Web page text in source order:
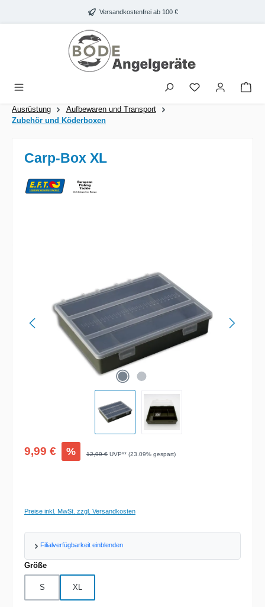
Zum Hauptinhalt springen Versandkostenfrei ab 100 €
Ausrüstung
Aufbewaren und Transport
Zubehör und Köderboxen
Carp-Box XL
Verkaufspreis:
9,99 € % Regulärer Preis:
12,99 € UVP** (23.09% gespart)
Preise inkl. MwSt. zzgl. Versandkosten
Filialverfügbarkeit einblenden
Größeauswählen
S XL